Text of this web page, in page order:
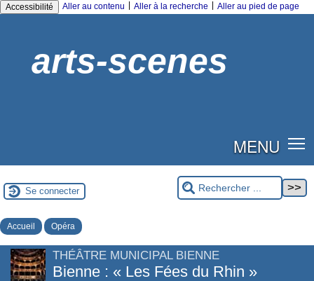
Accessibilité Aller au contenu Aller à la recherche Aller au pied de page
arts-scenes
MENU
Se connecter
Accueil Opéra
THÉÂTRE MUNICIPAL BIENNE
Bienne : « Les Fées du Rhin »